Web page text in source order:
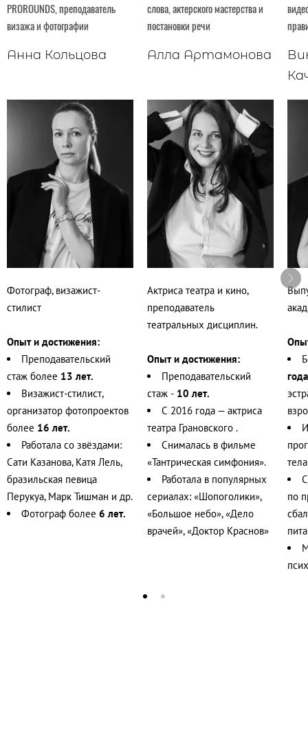
PROROUNDS, преподаватель
визажа и фотографии
Анна Кольцова
Фотограф, визажист-
стилист
Опыт и достижения:
Преподавательский
стаж более 13 лет.
Визажист-стилист,
организатор фотопроектов
более 16 лет.
Работала со звёздами:
Сати Казанова, Катя Лель,
бразильская певица
Перукуа, Марк Тишман и др.
Фотограф более 6 лет.
слова, актерского мастерства и
постановки речи
Алла Артамонова
Актриса театра и кино,
преподаватель
театральных дисциплин.
Опыт и достижения:
Преподавательский
стаж - 10 лет.
С 2016 года — актриса
театра Грановского .
Снималась в фильме
«Тантрическая симфония».
Работала в популярных
сериалах: «Шопоголики»,
«Большое небо», «Дело
врачей», «Доктор Краснов»
по